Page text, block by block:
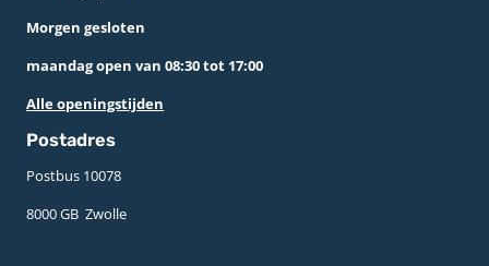
Morgen gesloten
maandag open van 08:30 tot 17:00
Alle openingstijden
Postadres
Postbus 10078 ­
8000 GB ­ Zwolle